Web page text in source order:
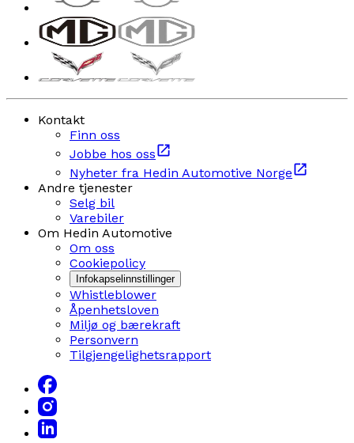
Kontakt
Finn oss
Jobbe hos oss
Nyheter fra Hedin Automotive Norge
Andre tjenester
Selg bil
Varebiler
Om Hedin Automotive
Om oss
Cookiepolicy
Infokapselinnstillinger
Whistleblower
Åpenhetsloven
Miljø og bærekraft
Personvern
Tilgjengelighetsrapport